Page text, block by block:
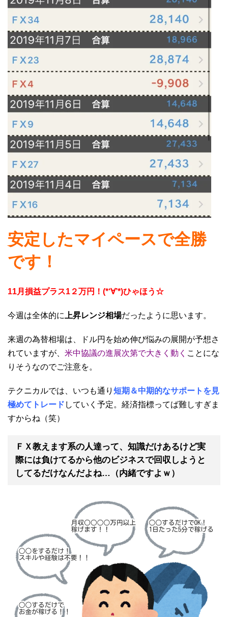
安定したマイペースで全勝
です！
11月損益プラス1２万円！(*‘∀’*)ひゃほう☆
今週は全体的に 上昇レンジ相場だったように思います。
来週の為替相場は、ドル円を始め伸び悩みの展開が予想さ
れていますが、 米中協議の進展次第で大きく動く ことにな
りそうなのでご注意を。
テクニカルでは、いつも通り 短期＆中期的なサポートを見
極めてトレード していく予定。経済指標ってば難しすぎま
すからね（笑）
ＦＸ教えます系の人達って、知識だけあるけど実
際には負けてるから他のビジネスで回収しようと
してるだけなんだよね…（内緒ですよｗ）